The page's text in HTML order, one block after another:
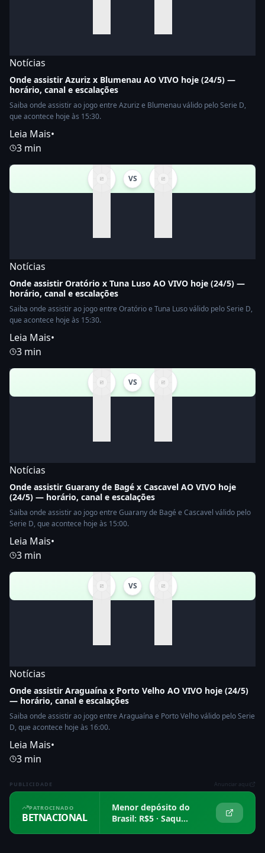
Notícias
Onde assistir Azuriz x Blumenau AO VIVO hoje (24/5) —
horário, canal e escalações
Saiba onde assistir ao jogo entre Azuriz e Blumenau válido pelo Serie D,
que acontece hoje às 15:30.
Leia Mais•
3 min
VS
Notícias
Onde assistir Oratório x Tuna Luso AO VIVO hoje (24/5) —
horário, canal e escalações
Saiba onde assistir ao jogo entre Oratório e Tuna Luso válido pelo Serie D,
que acontece hoje às 15:30.
Leia Mais•
3 min
VS
Notícias
Onde assistir Guarany de Bagé x Cascavel AO VIVO hoje
(24/5) — horário, canal e escalações
Saiba onde assistir ao jogo entre Guarany de Bagé e Cascavel válido pelo
Serie D, que acontece hoje às 15:00.
Leia Mais•
3 min
VS
Notícias
Onde assistir Araguaína x Porto Velho AO VIVO hoje (24/5)
— horário, canal e escalações
Saiba onde assistir ao jogo entre Araguaína e Porto Velho válido pelo Serie
D, que acontece hoje às 16:00.
Leia Mais•
3 min
PUBLICIDADE Anunciar aqui
PATROCINADO
BETNACIONAL
Menor depósito do
Brasil: R$5 · Saque